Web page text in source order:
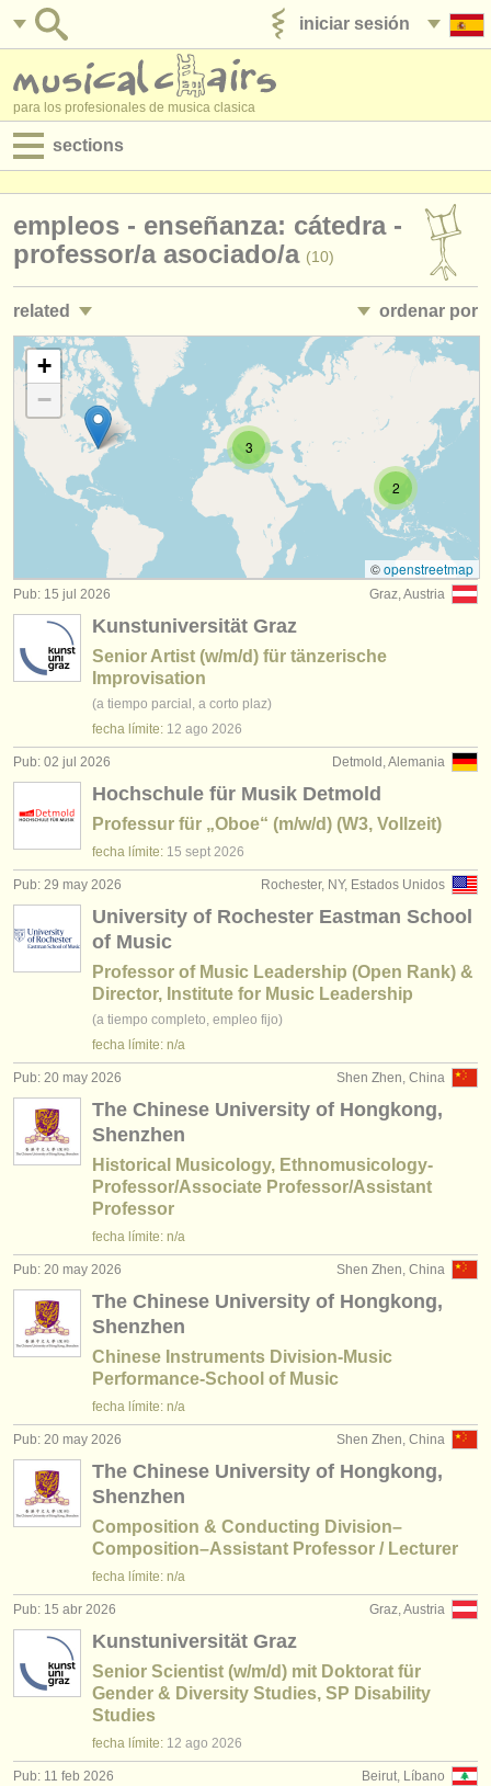
iniciar sesión
para los profesionales de musica clasica
sections
empleos - interpretación
empleos - administración
degree courses
cursillos
concursos
instrumentos en venta
instrumentos robados
directorios:
orquestas y teatros
conservatorios
jóvenes orquestas
musicalchairs:
acerca de musicalchairs
contáctenos
fuentes rss
noticias sobre música clásica
anúnciese con nosotros
find out about our
ATS faq
iniciar sesión
empleos - enseñanza: cátedra -
professor/a asociado/a (10)
related ordenar por
empleos - enseñanza: enseñanza de música en el aula
(12)
empleos - enseñanza: gestión de conservatorios (3)
cursillos: formación para docentes (2)
degree courses: formación para docentes (2)
• publicado
fecha límite
•país (a-z)
2
3
+
−
©openstreetmap
Graz, Austria
Pub: 15 jul 2026
Kunstuniversität Graz
Senior Artist (w/m/d) für tänzerische
Improvisation
(a tiempo parcial, a corto plaz)
fecha límite: 12 ago 2026
Detmold, Alemania
Pub: 02 jul 2026
Hochschule für Musik Detmold
Professur für „Oboe“ (m/w/d) (W3, Vollzeit)
fecha límite: 15 sept 2026
Rochester, NY, Estados Unidos
Pub: 29 may 2026
University of Rochester Eastman School
of Music
Professor of Music Leadership (Open Rank) &
Director, Institute for Music Leadership
(a tiempo completo, empleo fijo)
fecha límite: n/a
Shen Zhen, China
Pub: 20 may 2026
The Chinese University of Hongkong,
Shenzhen
Historical Musicology, Ethnomusicology-
Professor/Associate Professor/Assistant
Professor
fecha límite: n/a
Shen Zhen, China
Pub: 20 may 2026
The Chinese University of Hongkong,
Shenzhen
Chinese Instruments Division-Music
Performance-School of Music
fecha límite: n/a
Shen Zhen, China
Pub: 20 may 2026
The Chinese University of Hongkong,
Shenzhen
Composition & Conducting Division–
Composition–Assistant Professor / Lecturer
fecha límite: n/a
Graz, Austria
Pub: 15 abr 2026
Kunstuniversität Graz
Senior Scientist (w/m/d) mit Doktorat für
Gender & Diversity Studies, SP Disability
Studies
fecha límite: 12 ago 2026
Beirut, Líbano
Pub: 11 feb 2026